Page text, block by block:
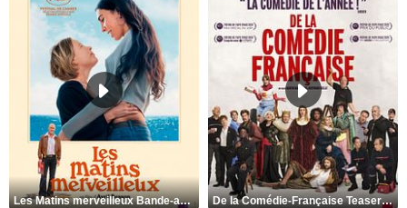
Les Matins merveilleux Bande-annonce VF De la Comédie-Française Teaser VF